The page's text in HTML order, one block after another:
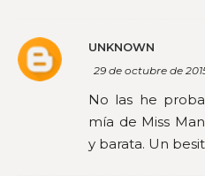
UNKNOWN
29 de octubre de
No las he
mía de Miss
y barata. Un